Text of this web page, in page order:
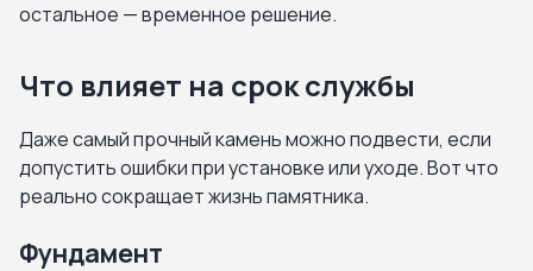
остальное — временное решение.
Что влияет на срок службы
Даже самый прочный камень можно подвести, если
допустить ошибки при установке или уходе. Вот что
реально сокращает жизнь памятника.
Фундамент